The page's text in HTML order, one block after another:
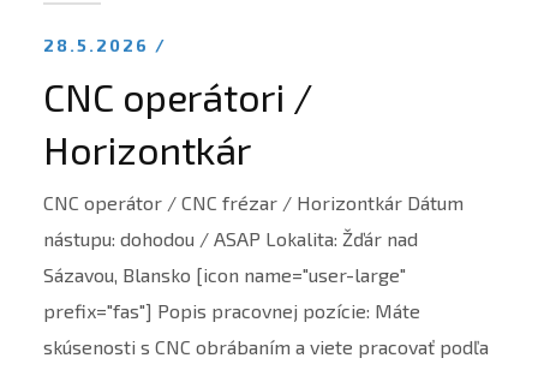
28.5.2026 /
CNC operátori /
Horizontkár
CNC operátor / CNC frézar / Horizontkár Dátum
nástupu: dohodou / ASAP Lokalita: Žďár nad
Sázavou, Blansko [icon name="user-large"
prefix="fas"] Popis pracovnej pozície: Máte
skúsenosti s CNC obrábaním a viete pracovať podľa